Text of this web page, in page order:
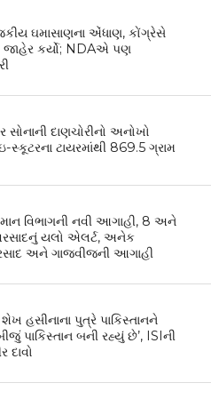
ઘમાસાણના એંધાણ, કોંગ્રેસે
જાહેર કર્યો; NDAએ પણ
સોનાની દાણચોરીનો અનોખો
સ્કૂટરના ટાયરમાંથી 869.5 ગ્રામ
વિભાગની નવી આગાહી, 8 અને
યલો એલર્ટ, અનેક
અને ગાજવીજની આગાહી
હસીનાના પુત્રે પાકિસ્તાનને
પાકિસ્તાન બની રહ્યું છે’, ISIની
દાવો